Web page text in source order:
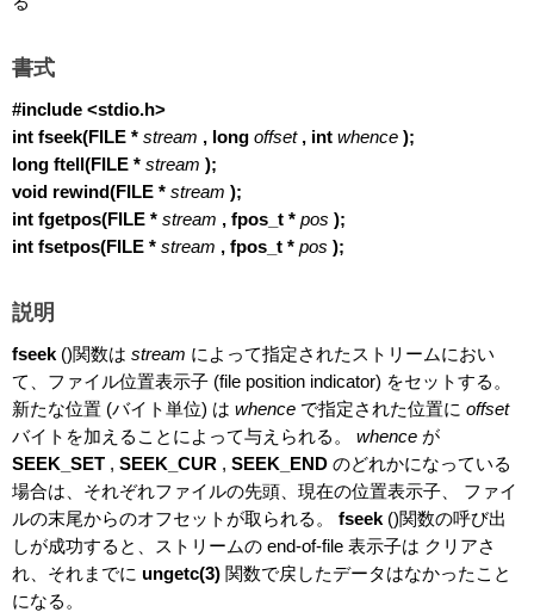
書式
#include <stdio.h>
int fseek(FILE * stream , long offset , int whence );
long ftell(FILE * stream );
void rewind(FILE * stream );
int fgetpos(FILE * stream , fpos_t * pos );
int fsetpos(FILE * stream , fpos_t * pos );
説明
fseek ()関数は stream によって指定されたストリームにおい
て、ファイル位置表示子 (file position indicator) をセットする。
新たな位置 (バイト単位) は whence で指定された位置に offset
バイトを加えることによって与えられる。 whence が
SEEK_SET , SEEK_CUR , SEEK_END のどれかになっている
場合は、それぞれファイルの先頭、現在の位置表示子、 ファイ
ルの末尾からのオフセットが取られる。 fseek ()関数の呼び出
しが成功すると、ストリームの end-of-file 表示子は クリアさ
れ、それまでに ungetc(3) 関数で戻したデータはなかったこと
になる。